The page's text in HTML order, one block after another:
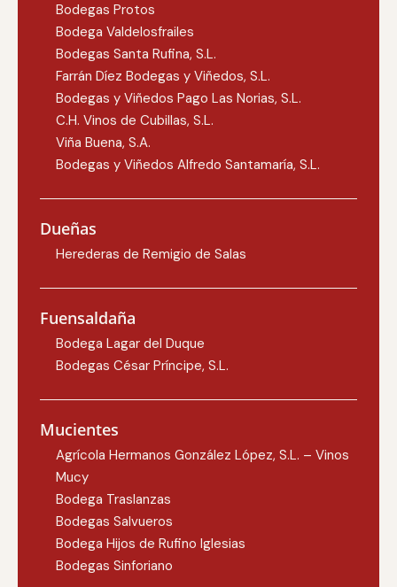
Bodegas Protos
Bodega Valdelosfrailes
Bodegas Santa Rufina, S.L.
Farrán Díez Bodegas y Viñedos, S.L.
Bodegas y Viñedos Pago Las Norias, S.L.
C.H. Vinos de Cubillas, S.L.
Viña Buena, S.A.
Bodegas y Viñedos Alfredo Santamaría, S.L.
Dueñas
Herederas de Remigio de Salas
Fuensaldaña
Bodega Lagar del Duque
Bodegas César Príncipe, S.L.
Mucientes
Agrícola Hermanos González López, S.L. – Vinos
Mucy
Bodega Traslanzas
Bodegas Salvueros
Bodega Hijos de Rufino Iglesias
Bodegas Sinforiano